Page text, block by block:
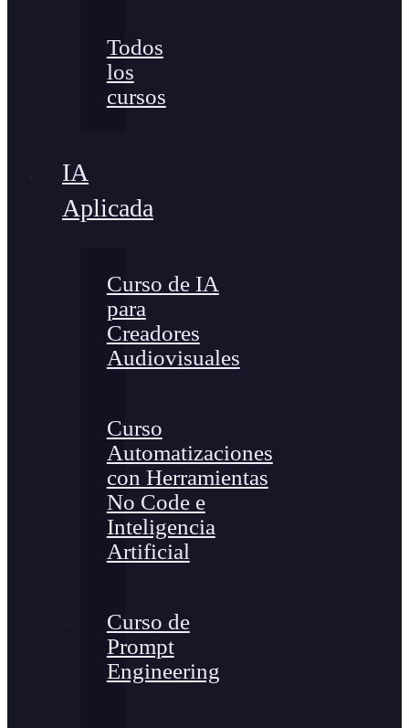
Todos
los
cursos
IA
Aplicada
Curso de IA
para
Creadores
Audiovisuales
Curso
Automatizaciones
con Herramientas
No Code e
Inteligencia
Artificial
Curso de
Prompt
Engineering